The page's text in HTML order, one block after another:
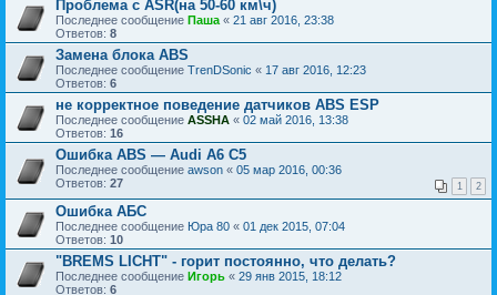
Проблема с ASR(на 50-60 км\ч)
Последнее сообщение Паша « 21 авг 2016, 23:38
Ответов: 8
Замена блока ABS
Последнее сообщение TrenDSonic « 17 авг 2016, 12:23
Ответов: 6
не корректное поведение датчиков ABS ESP
Последнее сообщение ASSHA « 02 май 2016, 13:38
Ответов: 16
Ошибка ABS ― Audi A6 C5
Последнее сообщение awson « 05 мар 2016, 00:36
Ответов: 27 1 2
Ошибка АБС
Последнее сообщение Юра 80 « 01 дек 2015, 07:04
Ответов: 10
"BREMS LICHT" - горит постоянно, что делать?
Последнее сообщение Игорь « 29 янв 2015, 18:12
Ответов: 6